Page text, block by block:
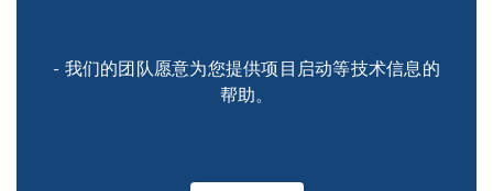
- 我们的团队愿意为您提供项目启动等技术信息的
帮助。